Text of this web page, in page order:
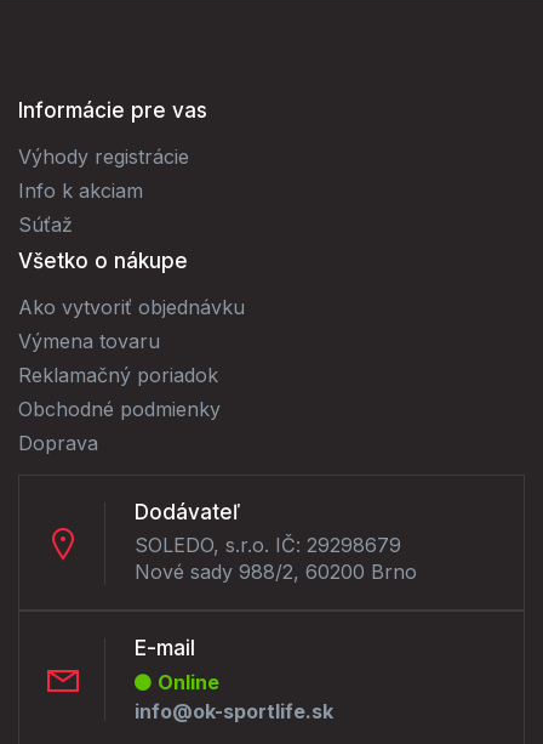
Informácie pre vas
Výhody registrácie
Info k akciam
Súťaž
Všetko o nákupe
Ako vytvoriť objednávku
Výmena tovaru
Reklamačný poriadok
Obchodné podmienky
Doprava
Dodávateľ
SOLEDO, s.r.o. IČ: 29298679
Nové sady 988/2, 60200 Brno
E-mail
Online
info@ok-sportlife.sk